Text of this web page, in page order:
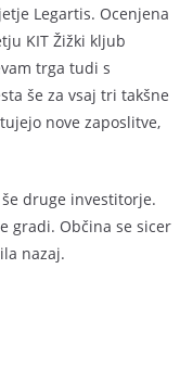
Legartis. Ocenjena
KIT Žižki kljub
trga tudi s
še za vsaj tri takšne
nove zaposlitve,
druge investitorje.
gradi. Občina se sicer
nazaj.